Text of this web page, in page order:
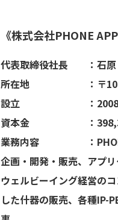
《株式会社PHONE
代表取締役社長 ：石原
所在地 ：〒105-0001
設立 ：2008年
資本金 ：
業務内容 ：PHONE
企画・開発・販売、アプ
ウェルビーイング経営の
した什器の販売、各種IP-